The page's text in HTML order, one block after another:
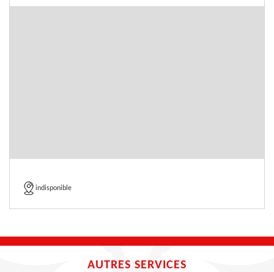
indisponible
AUTRES SERVICES